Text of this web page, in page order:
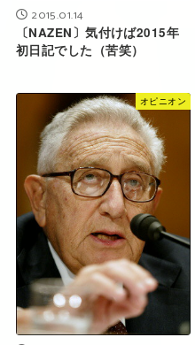
2015.01.14
〔NAZEN〕気付けば2015年
初日記でした（苦笑）
オピニオン